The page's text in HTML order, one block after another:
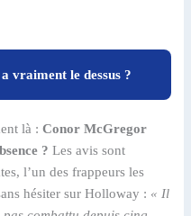
vraiment le dessus ?
là :Conor McGregor
? Les avis sont
l’un des frappeurs les
hésiter sur Holloway : « Il